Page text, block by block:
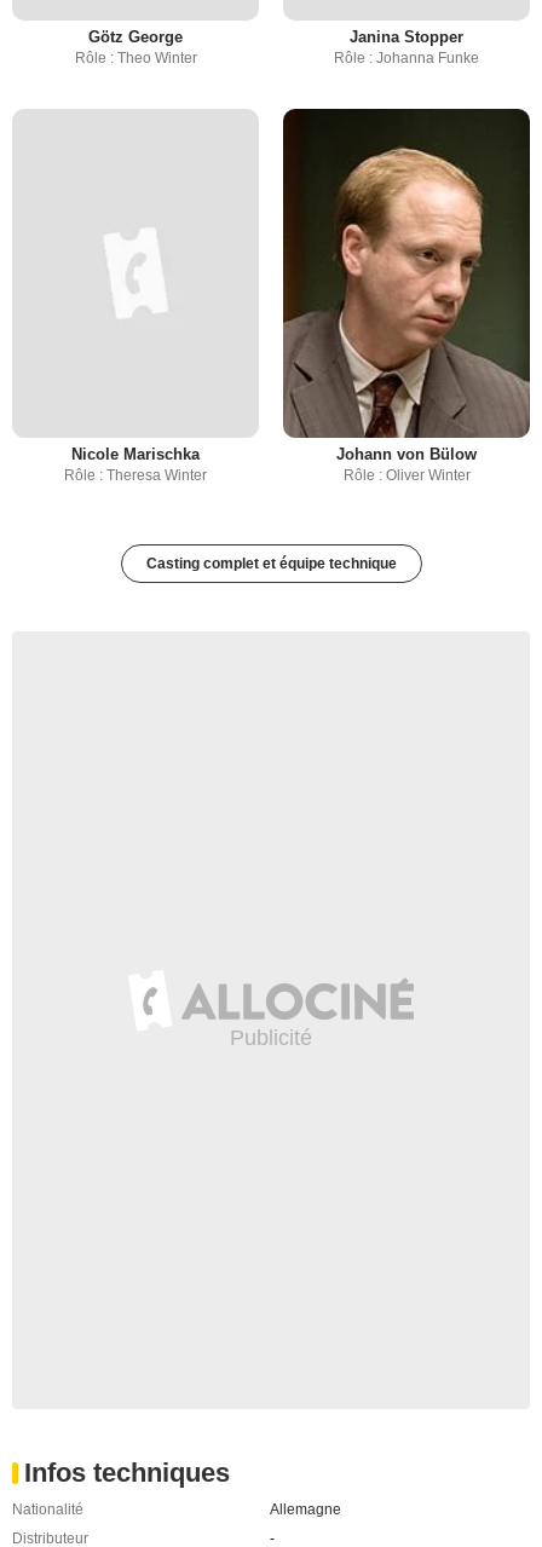
Götz George
Rôle : Theo Winter
Janina Stopper
Rôle : Johanna Funke
Nicole Marischka
Rôle : Theresa Winter
Johann von Bülow
Rôle : Oliver Winter
Casting complet et équipe technique
Infos techniques
Nationalité
Allemagne
Distributeur
-